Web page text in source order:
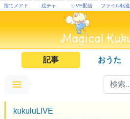
捨てメアド 絵チャ LIVE配信 ファイル転送
記事 おうた
kukuluLIVE